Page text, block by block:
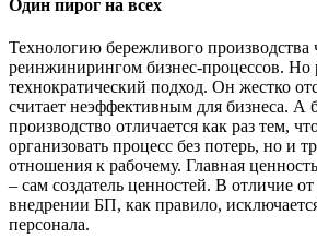
Один пирог на всех
Технологию бережливого производства
реинжинирингом бизнес-процессов.
технократический подход. Он жестко
считает неэффективным для бизнеса. А
производство отличается как раз тем,
организовать процесс без потерь, но и
отношения к рабочему. Главная
– сам создатель ценностей. В отличие
внедрении БП, как правило,
персонала.